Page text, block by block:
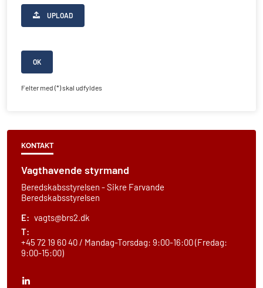
UPLOAD
OK
Felter med (*) skal udfyldes
KONTAKT
Vagthavende styrmand
Beredskabsstyrelsen - Sikre Farvande
Beredskabsstyrelsen
E: vagts@brs2.dk
T:
+45 72 19 60 40 / Mandag-Torsdag: 9:00-16:00 (Fredag:
9:00-15:00)